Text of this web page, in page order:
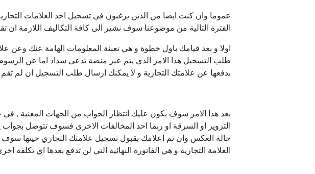
عموما وان كنت ايضا من الذين يرغبون في تسجيل احد العلامات
الفترة التالية من موضوعنا سوف نشير الى كافة التكاليف اللازمة
اولا و بعد قيامك باول خطوة و هي تعبئة المعلومات الهامة عنك
طلب التسجيل هذا الامر الذي يتم عبر منصة تدعى سداد اما عن
بدفعها عن علامتك التجارية و لا يمكنك ارسال طلب التسجيل ان لم تقم
بعد هذا الامر سوف يكون عليك انتظار الجواب من الجهات المعنية , في
التزوير او السرقة او ربما احد المخالفات الاخرى فسوف تتوصل
حالة العكس وان تم اعلامك بقبول تسجيل علامتك التجاري حينها
العلامة التجارية و هي الفاتورة النهائية التي لن تدفع بعدها اي تكلفة